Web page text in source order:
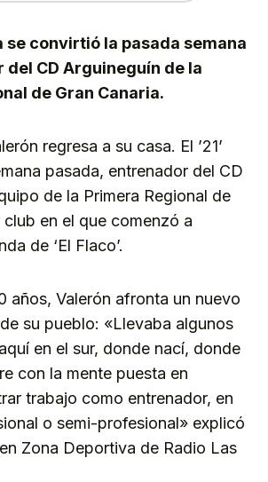
se convirtió la pasada semana
del CD Arguineguín de la
de Gran Canaria.
regresa a su casa. El ’21’
pasada, entrenador del CD
de la Primera Regional de
club en el que comenzó a
de ‘El Flaco’.
años, Valerón afronta un nuevo
su pueblo: «Llevaba algunos
en el sur, donde nací, donde
con la mente puesta en
trabajo como entrenador, en
o semi-profesional» explicó
Zona Deportiva de Radio Las